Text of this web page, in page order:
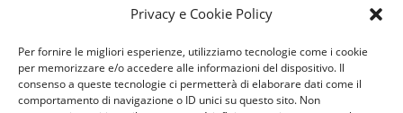
Privacy e Cookie Policy
Per fornire le migliori esperienze, utilizziamo tecnologie come i cookie
per memorizzare e/o accedere alle informazioni del dispositivo. Il
consenso a queste tecnologie ci permetterà di elaborare dati come il
comportamento di navigazione o ID unici su questo sito. Non
Email:
agenzia@dragoniassicurazioni.it
PEC: